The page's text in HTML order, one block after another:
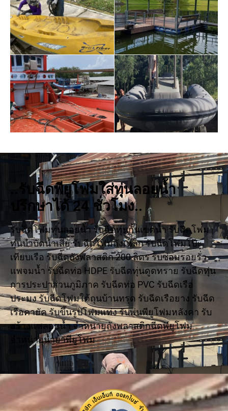
..รับฉีดพียูโฟมใส่ทุ่นลอยน้ำ
ปรึกษาได้ 24 ชั่วโมง..
รับฉีดโฟมทุ่นลอยน้ำ รับฉีดทุ่นกั้นเขตน้ำ รับฉีดโฟม
ทุ่นบำบัดน้ำเสีย รับฉีดโฟมถังเหล็ก รับฉีดโฟมโป๊ะ
เทียบเรือ รับฉีดถังพลาสติก 200 ลิตร รับซ่อมรอยรั่ว
แพจมน้ำ รับฉีดท่อ HDPE รับฉีดทุ่นดูดทราย รับฉีดทุ่น
การประปาส่วนภูมิภาค รับฉีดท่อ PVC รับฉีดเรือ
ประมง รับฉีดโฟมใต้ถุนบ้านทรุด รับฉีดเรือยาง รับฉีด
เรือคายัค รับขึ้นรูปโฟมแท่ง รับพ่นพียูโฟมหลังคา รับ
สร้างแพลอยน้ำ จำหน่ายถังพลาสติกฉีดพียูโฟม
จำหน่ายน้ำยาพียูโฟม